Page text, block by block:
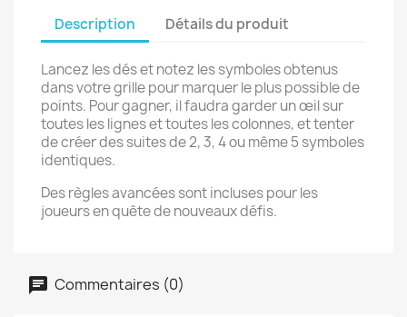
Description Détails du produit
Lancez les dés et notez les symboles obtenus
dans votre grille pour marquer le plus possible de
points. Pour gagner, il faudra garder un œil sur
toutes les lignes et toutes les colonnes, et tenter
de créer des suites de 2, 3, 4 ou même 5 symboles
identiques.
Des règles avancées sont incluses pour les
joueurs en quête de nouveaux défis.
Commentaires (0)